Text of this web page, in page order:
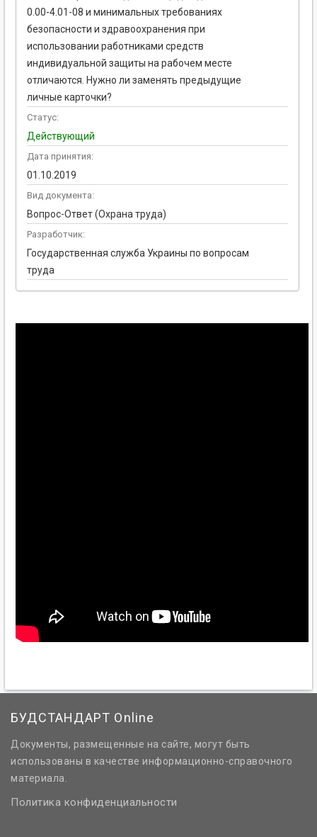
0.00-4.01-08 и минимальных требованиях
безопасности и здравоохранения при
использовании работниками средств
индивидуальной защиты на рабочем месте
отличаются. Нужно ли заменять предыдущие
личные карточки?
Статус:
Действующий
Дата принятия:
01.10.2019
Вид документа:
Вопрос-Ответ (Охрана труда)
Разработчик:
Государственная служба Украины по вопросам
труда
БУДСТАНДАРТ Online
Документы, размещенные на сайте, могут быть
использованы в качестве информационно-справочного
материала.
Политика конфиденциальности